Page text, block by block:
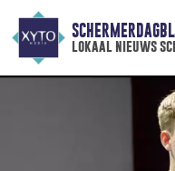
lokaal nieuws